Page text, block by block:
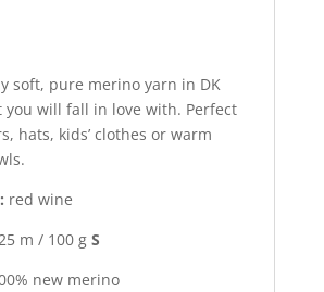
soft, pure merino yarn in DK
you will fall in love with. Perfect
hats, kids’ clothes or warm
red wine
m / 100 g S
new merino